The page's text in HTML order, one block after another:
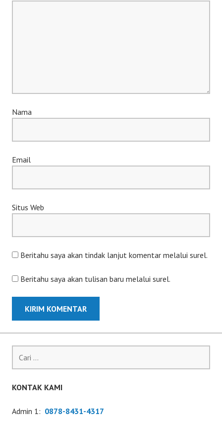
Nama
Email
Situs Web
Beritahu saya akan tindak lanjut komentar melalui surel.
Beritahu saya akan tulisan baru melalui surel.
untuk:
KONTAK KAMI
Admin 1: 0878-8431-4317